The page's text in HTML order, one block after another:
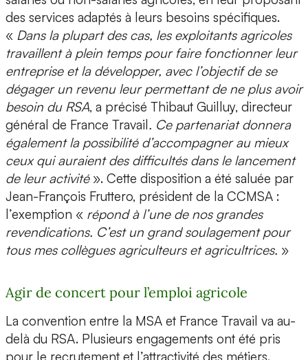
des services adaptés à leurs besoins spécifiques.
« Dans la plupart des cas, les exploitants agricoles
travaillent à plein temps pour faire fonctionner leur
entreprise et la développer, avec l’objectif de se
dégager un revenu leur permettant de ne plus avoir
besoin du RSA, a précisé Thibaut Guilluy, directeur
général de France Travail. Ce partenariat donnera
également la possibilité d’accompagner au mieux
ceux qui auraient des difficultés dans le lancement
de leur activité». Cette disposition a été saluée par
Jean-François Fruttero, président de la CCMSA :
l’exemption « répond à l’une de nos grandes
revendications. C’est un grand soulagement pour
tous mes collègues agriculteurs et agricultrices. »
Agir de concert pour l’emploi agricole
La convention entre la MSA et France Travail va au-
delà du RSA. Plusieurs engagements ont été pris